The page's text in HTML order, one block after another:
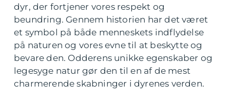
dyr, der fortjener vores respekt og
beundring. Gennem historien har det været
et symbol på både menneskets indflydelse
på naturen og vores evne til at beskytte og
bevare den. Odderens unikke egenskaber og
legesyge natur gør den til en af de mest
charmerende skabninger i dyrenes verden.